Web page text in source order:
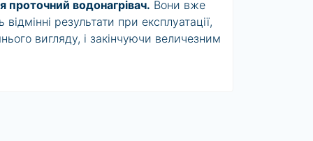
проточний водонагрівач. Вони вже
результати при експлуатації,
вигляду, і закінчуючи величезним